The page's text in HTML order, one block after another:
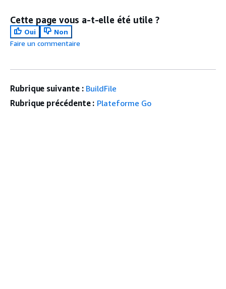
Cette page vous a-t-elle été utile ?
Oui
Non
Faire un commentaire
Rubrique suivante : BuildFile
Rubrique précédente : Plateforme Go